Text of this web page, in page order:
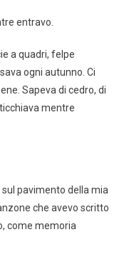
entravo.
a quadri, felpe
ogni autunno. Ci
Sapeva di cedro, di
mentre
pavimento della mia
che avevo scritto
come memoria